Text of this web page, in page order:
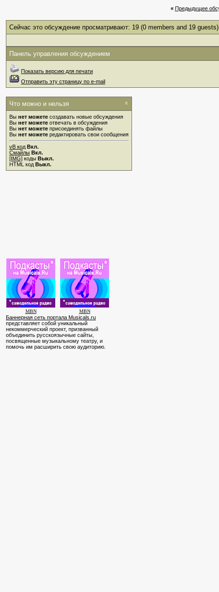
« Предыдущее
Сейчас это обсуждение просматривают: 19 (0 members and 19 guests)
Панель управления обсуждением
Показать версию для печати
Отправить эту страницу по e-mail
Что можно и нельзя
Вы нет можете создавать новые обсуждения
Вы нет можете отвечать в обсуждения
Вы нет можете присоединять файлы
Вы нет можете редактировать свои сообщения
vB код Вкл.
Смайлы Вкл.
[IMG] коды Выкл.
HTML код Выкл.
MBN MBN
Баннерная сеть портала Musicals.ru
представляет собой уникальный
некоммерческий проект, призванный
объединить русскоязычные сайты,
посвященные музыкальному театру, и
помочь им расширить свою аудиторию.